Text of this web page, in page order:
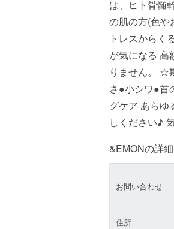
は、ヒト骨髄
の肌の方(色や
トレスからく
が気になる 高
りません。 ☆
さ●小シワ●首
グケア あら
しください♪
&EMONの詳細
お問い合わせ
住所